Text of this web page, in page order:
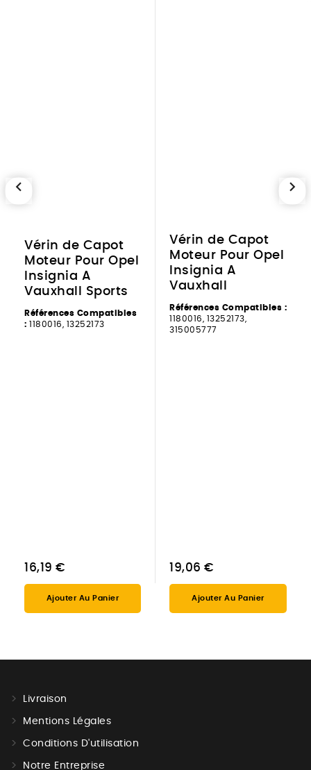
Vérin de Capot
Moteur Pour Opel
Insignia A
Vauxhall Sports
Références Compatibles
: 1180016, 13252173
16,19 €
Ajouter Au Panier
Vérin de Capot
Moteur Pour Opel
Insignia A
Vauxhall
Références Compatibles :
1180016, 13252173,
315005777
19,06 €
Ajouter Au Panier
chevron_left chevron_right
Livraison
Mentions Légales
Conditions D'utilisation
Notre Entreprise